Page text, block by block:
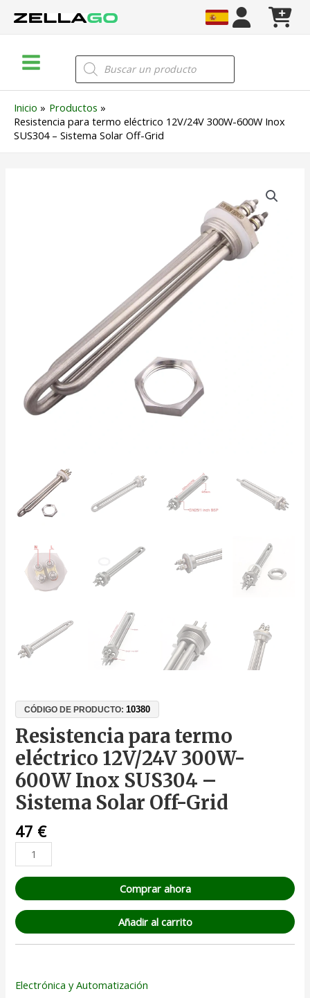
Menu
Búsqueda
de
productos
Inicio
Productos
Resistencia para termo eléctrico 12V/24V 300W-600W Inox
SUS304 – Sistema Solar Off-Grid
CÓDIGO DE PRODUCTO:10380
Resistencia para termo
eléctrico 12V/24V 300W-
600W Inox SUS304 –
Sistema Solar Off-Grid
47 €
Grid
cantidad
Comprar ahora
Añadir al carrito
Electrónica y Automatización